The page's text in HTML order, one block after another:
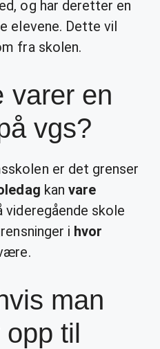
og har deretter en
elevene. Dette vil
fra skolen.
varer en
vgs?
er det grenser
kan vare
videregående skole
i hvor
man
til